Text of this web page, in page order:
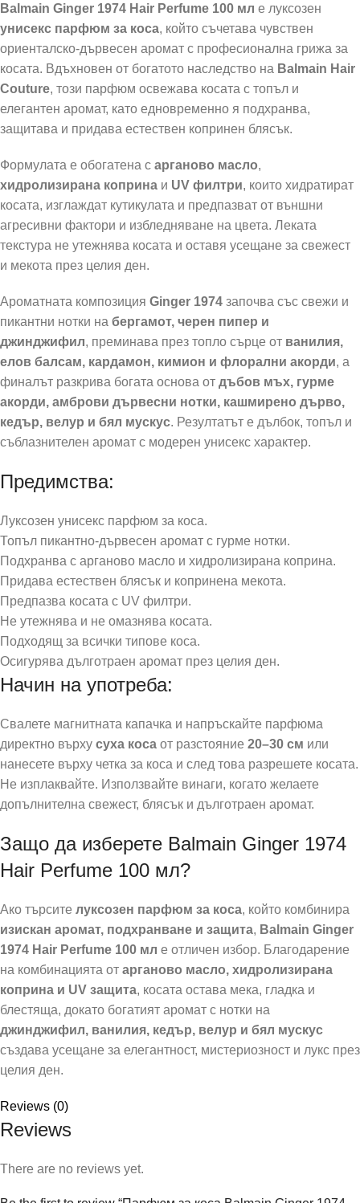
Balmain Ginger 1974 Hair Perfume 100 мл е луксозен
унисекс парфюм за коса, който съчетава чувствен
ориенталско-дървесен аромат с професионална грижа за
косата. Вдъхновен от богатото наследство на Balmain Hair
Couture, този парфюм освежава косата с топъл и
елегантен аромат, като едновременно я подхранва,
защитава и придава естествен копринен блясък.
Формулата е обогатена с арганово масло,
хидролизирана коприна и UV филтри, които хидратират
косата, изглаждат кутикулата и предпазват от външни
агресивни фактори и избледняване на цвета. Леката
текстура не утежнява косата и оставя усещане за свежест
и мекота през целия ден.
Ароматната композиция Ginger 1974 започва със свежи и
пикантни нотки на бергамот, черен пипер и
джинджифил, преминава през топло сърце от ванилия,
елов балсам, кардамон, кимион и флорални акорди, а
финалът разкрива богата основа от дъбов мъх, гурме
акорди, амброви дървесни нотки, кашмирено дърво,
кедър, велур и бял мускус. Резултатът е дълбок, топъл и
съблазнителен аромат с модерен унисекс характер.
Предимства:
Луксозен унисекс парфюм за коса.
Топъл пикантно-дървесен аромат с гурме нотки.
Подхранва с арганово масло и хидролизирана коприна.
Придава естествен блясък и копринена мекота.
Предпазва косата с UV филтри.
Не утежнява и не омазнява косата.
Подходящ за всички типове коса.
Осигурява дълготраен аромат през целия ден.
Начин на употреба:
Свалете магнитната капачка и напръскайте парфюма
директно върху суха коса от разстояние 20–30 см или
нанесете върху четка за коса и след това разрешете косата.
Не изплаквайте. Използвайте винаги, когато желаете
допълнителна свежест, блясък и дълготраен аромат.
Защо да изберете Balmain Ginger 1974
Hair Perfume 100 мл?
Ако търсите луксозен парфюм за коса, който комбинира
изискан аромат, подхранване и защита, Balmain Ginger
1974 Hair Perfume 100 мл е отличен избор. Благодарение
на комбинацията от арганово масло, хидролизирана
коприна и UV защита, косата остава мека, гладка и
блестяща, докато богатият аромат с нотки на
джинджифил, ванилия, кедър, велур и бял мускус
създава усещане за елегантност, мистериозност и лукс през
целия ден.
Reviews (0)
Reviews
There are no reviews yet.